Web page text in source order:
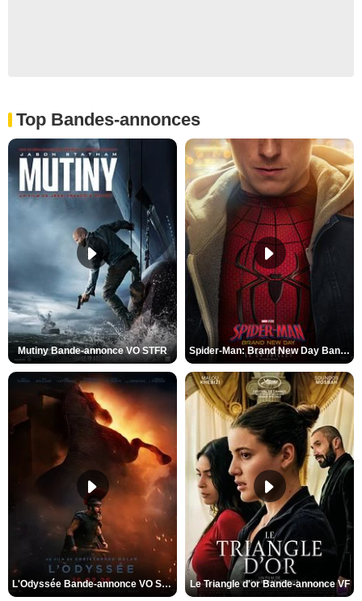
Top Bandes-annonces
Mutiny Bande-annonce VO STFR Spider-Man: Brand New Day Bande-annonce VO STFR
L'Odyssée Bande-annonce VO STFR Le Triangle d'or Bande-annonce VF